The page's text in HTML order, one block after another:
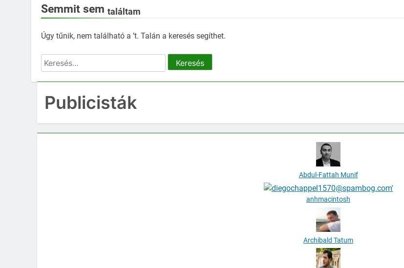
Semmit sem találtam
Úgy tűnik, nem található a ’t. Talán a keresés segíthet.
Keresés:
Publicisták
Abdul-Fattah Munif
anhmacintosh
Archibald Tatum